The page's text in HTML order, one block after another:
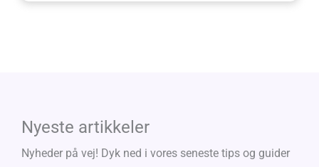
Nyeste artikkeler
Nyheder på vej! Dyk ned i vores seneste tips og guider